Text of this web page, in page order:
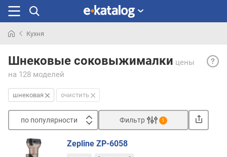
раньше
Кухня
Шнековые соковыжималки цены
на 128 моделей
для
сока
шнековая очистить
по популярности
п
Фильтр 1
Zepline ZP-6058